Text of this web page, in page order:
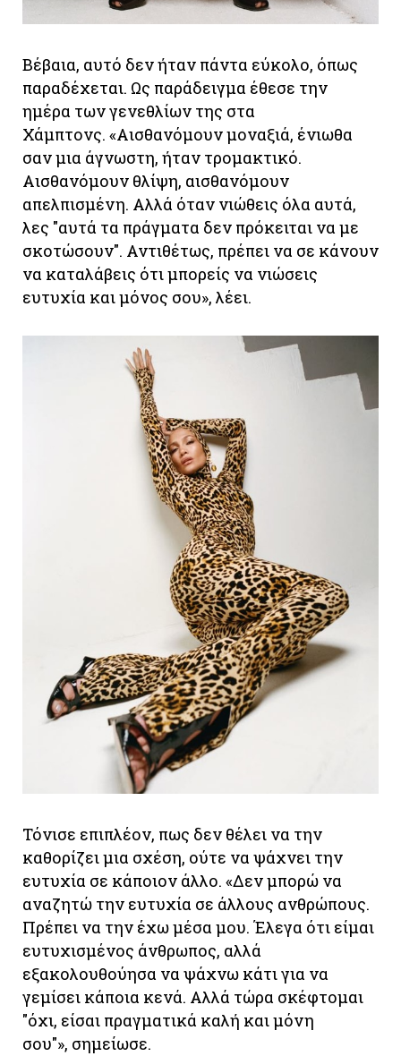
Βέβαια, αυτό δεν ήταν πάντα εύκολο, όπως
παραδέχεται. Ως παράδειγμα έθεσε την
ημέρα των γενεθλίων της στα
Χάμπτονς. «Αισθανόμουν μοναξιά, ένιωθα
σαν μια άγνωστη, ήταν τρομακτικό.
Αισθανόμουν θλίψη, αισθανόμουν
απελπισμένη. Αλλά όταν νιώθεις όλα αυτά,
λες "αυτά τα πράγματα δεν πρόκειται να με
σκοτώσουν". Αντιθέτως, πρέπει να σε κάνουν
να καταλάβεις ότι μπορείς να νιώσεις
ευτυχία και μόνος σου», λέει.
Τόνισε επιπλέον, πως δεν θέλει να την
καθορίζει μια σχέση, ούτε να ψάχνει την
ευτυχία σε κάποιον άλλο. «Δεν μπορώ να
αναζητώ την ευτυχία σε άλλους ανθρώπους.
Πρέπει να την έχω μέσα μου. Έλεγα ότι είμαι
ευτυχισμένος άνθρωπος, αλλά
εξακολουθούησα να ψάχνω κάτι για να
γεμίσει κάποια κενά. Αλλά τώρα σκέφτομαι
"όχι, είσαι πραγματικά καλή και μόνη
σου"», σημείωσε.